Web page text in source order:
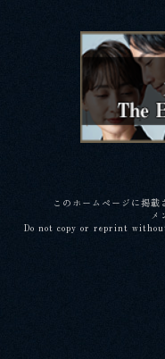
このホームページに掲載
メ
Do not copy or reprint